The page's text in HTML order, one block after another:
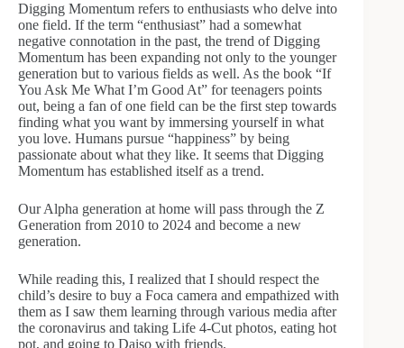
Digging Momentum refers to enthusiasts who delve into
one field. If the term “enthusiast” had a somewhat
negative connotation in the past, the trend of Digging
Momentum has been expanding not only to the younger
generation but to various fields as well. As the book “If
You Ask Me What I’m Good At” for teenagers points
out, being a fan of one field can be the first step towards
finding what you want by immersing yourself in what
you love. Humans pursue “happiness” by being
passionate about what they like. It seems that Digging
Momentum has established itself as a trend.
Our Alpha generation at home will pass through the Z
Generation from 2010 to 2024 and become a new
generation.
While reading this, I realized that I should respect the
child’s desire to buy a Foca camera and empathized with
them as I saw them learning through various media after
the coronavirus and taking Life 4-Cut photos, eating hot
pot, and going to Daiso with friends.